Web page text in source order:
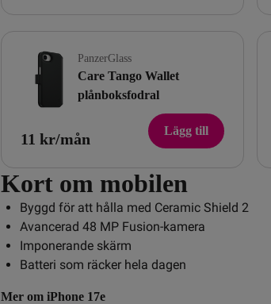
PanzerGlass
Care Tango Wallet
plånboksfodral
11 kr/mån Lägg till
Kort om mobilen
Byggd för att hålla med Ceramic Shield 2
Avancerad 48 MP Fusion-kamera
Imponerande skärm
Batteri som räcker hela dagen
Mer om iPhone 17e